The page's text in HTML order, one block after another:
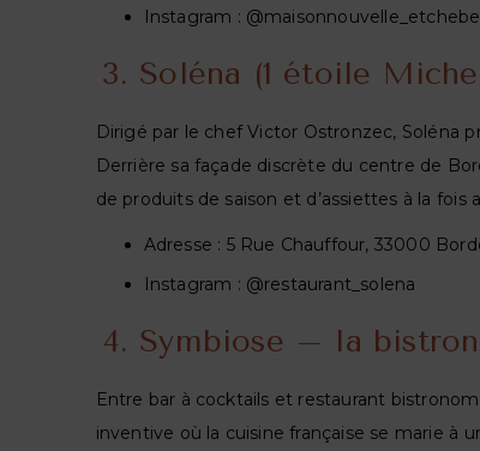
Instagram :
3. Soléna (1 étoile
Dirigé par le chef Victor Ostronzec, Soléna
Derrière sa façade discrète du centre de
de produits de saison et d’assiettes à la fois
Adresse : 5 Rue Chauffour, 33000
Instagram : @restaurant_solena
4. Symbiose – la
Entre bar à cocktails et restaurant
inventive où la cuisine française se marie à